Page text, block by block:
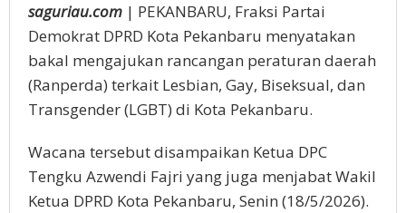
saguriau.com | PEKANBARU, Fraksi Partai
Demokrat DPRD Kota Pekanbaru menyatakan
bakal mengajukan rancangan peraturan daerah
(Ranperda) terkait Lesbian, Gay, Biseksual, dan
Transgender (LGBT) di Kota Pekanbaru.
Wacana tersebut disampaikan Ketua DPC
Tengku Azwendi Fajri yang juga menjabat Wakil
Ketua DPRD Kota Pekanbaru, Senin (18/5/2026).